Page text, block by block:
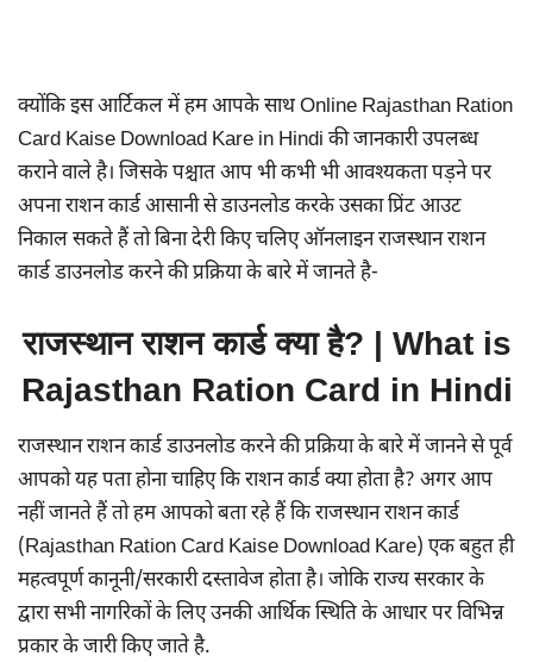
क्योंकि इस आर्टिकल में हम आपके साथ Online Rajasthan Ration
Card Kaise Download Kare in Hindi की जानकारी उपलब्ध
कराने वाले है। जिसके पश्चात आप भी कभी भी आवश्यकता पड़ने पर
अपना राशन कार्ड आसानी से डाउनलोड करके उसका प्रिंट आउट
निकाल सकते हैं तो बिना देरी किए चलिए ऑनलाइन राजस्थान राशन
कार्ड डाउनलोड करने की प्रक्रिया के बारे में जानते है-
राजस्थान राशन कार्ड क्या है? | What is
Rajasthan Ration Card in Hindi
राजस्थान राशन कार्ड डाउनलोड करने की प्रक्रिया के बारे में जानने से पूर्व
आपको यह पता होना चाहिए कि राशन कार्ड क्या होता है? अगर आप
नहीं जानते हैं तो हम आपको बता रहे हैं कि राजस्थान राशन कार्ड
(Rajasthan Ration Card Kaise Download Kare) एक बहुत ही
महत्वपूर्ण कानूनी/सरकारी दस्तावेज होता है। जोकि राज्य सरकार के
द्वारा सभी नागरिकों के लिए उनकी आर्थिक स्थिति के आधार पर विभिन्न
प्रकार के जारी किए जाते है.